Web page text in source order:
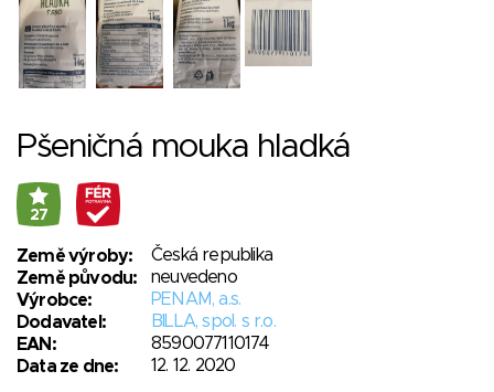
Pšeničná mouka hladká
27
Země výroby:
Česká republika
Země původu:
neuvedeno
Výrobce:
PENAM, a.s.
Dodavatel:
BILLA, spol. s r.o.
EAN:
8590077110174
Data ze dne:
12. 12. 2020